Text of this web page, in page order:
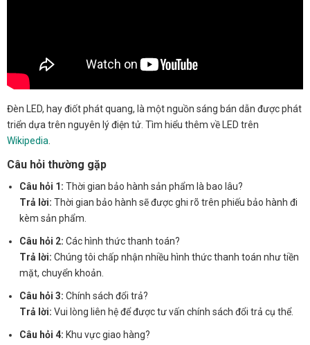
Đèn LED, hay điốt phát quang, là một nguồn sáng bán dẫn được phát
triển dựa trên nguyên lý điện tử. Tìm hiểu thêm về LED trên
Wikipedia
Câu hỏi thường gặp
Câu hỏi 1: Thời gian bảo hành sản phẩm là bao lâu?
Trả lời: Thời gian bảo hành sẽ được ghi rõ trên phiếu bảo hành đi
kèm sản phẩm.
Câu hỏi 2: Các hình thức thanh toán?
Trả lời: Chúng tôi chấp nhận nhiều hình thức thanh toán như tiền
mặt, chuyển khoản.
Câu hỏi 3: Chính sách đổi trả?
Trả lời: Vui lòng liên hệ để được tư vấn chính sách đổi trả cụ thể.
Câu hỏi 4: Khu vực giao hàng?